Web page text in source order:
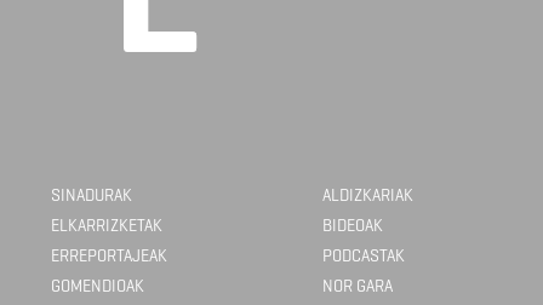
SINADURAK
ELKARRIZKETAK
ERREPORTAJEAK
GOMENDIOAK
ALDIZKARIAK
BIDEOAK
PODCASTAK
NOR GARA